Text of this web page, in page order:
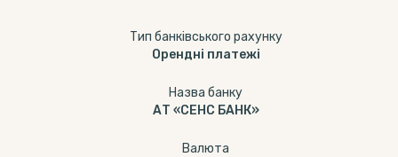
Тип банкiвського рахунку
Орендні платежі
Назва банку
АТ «СЕНС БАНК»
Валюта